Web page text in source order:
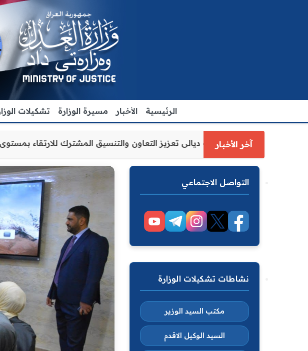
الرئيسية الأخبار مسيرة الوزارة تشكيلات
آخر الأخبار
العدل الاقدم يبحث مع رئيس مجلس محافظة ديالى تعزيز التعاون والتنسيق
التواصل الاجتماعي
نشاطات تشكيلات الوزارة
مكتب السيد الوزير
السيد الوكيل الاقدم